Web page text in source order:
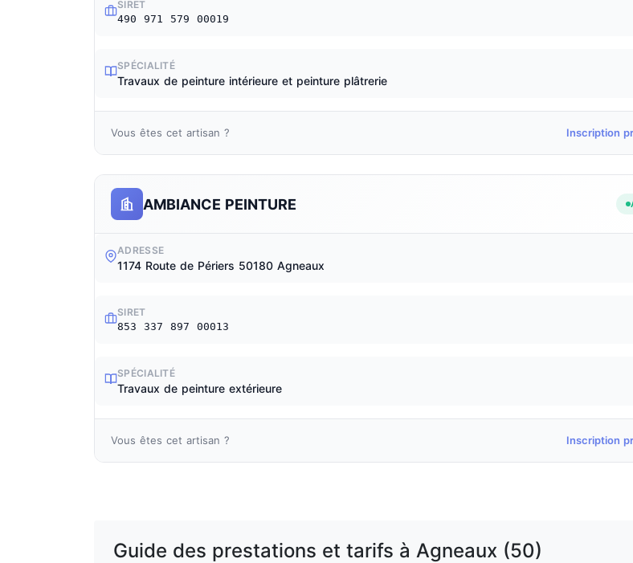
SIRET
490 971 579 00019
SPÉCIALITÉ
Travaux de peinture intérieure et peinture plâtrerie
Vous êtes cet artisan ? Inscription
AMBIANCE PEINTURE
ADRESSE
1174 Route de Périers 50180 Agneaux
SIRET
853 337 897 00013
SPÉCIALITÉ
Travaux de peinture extérieure
Vous êtes cet artisan ? Inscription
Guide des prestations et tarifs à Agneaux (50)